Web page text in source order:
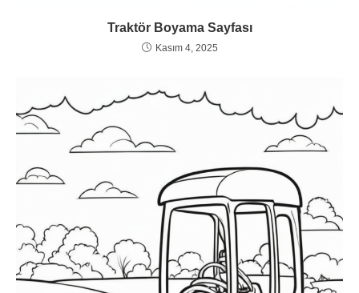
Traktör Boyama Sayfası
Kasım 4, 2025